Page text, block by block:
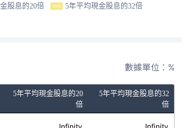
股息的20倍
5年平均現金股息的32倍
數據單位：%
5年平均現金股息的20
倍
5年平均現金股息的32
倍